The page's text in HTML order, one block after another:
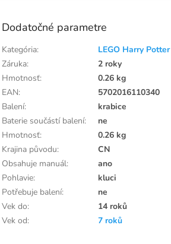
Dodatočné parametre
Kategória:
LEGO Harry Potter
Záruka:
2 roky
Hmotnosť:
0.26 kg
EAN:
5702016110340
Balení:
krabice
Baterie součástí balení:
ne
Hmotnosť:
0.26 kg
Krajina původu:
CN
Obsahuje manuál:
ano
Pohlavie:
kluci
Potřebuje balení:
ne
Vek do:
14 roků
Vek od: 7 roků